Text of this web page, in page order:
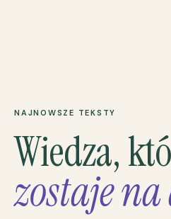
NAJNOWSZE TEKSTY
Wiedza,
zostaje na